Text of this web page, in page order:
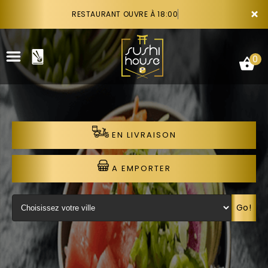
×
RESTAURANT OUVRE À 18:00
VOTRE COMPTE
NOTRE RESTAURANT
VOS AVIS
0
EN LIVRAISON
A EMPORTER
Go!